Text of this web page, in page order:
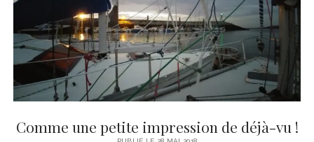
Comme une petite impression de déjà-vu !